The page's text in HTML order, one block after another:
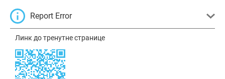
Report Error
Линк до тренутне странице